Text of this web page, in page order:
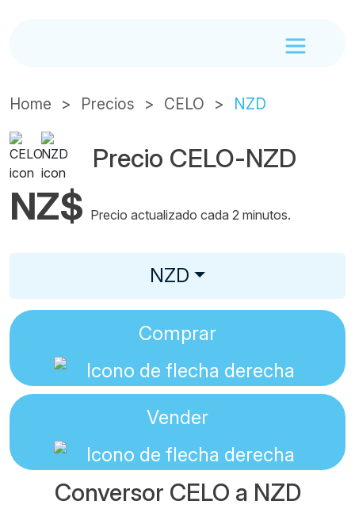
Home Precios CELO NZD
Precio CELO-NZD
NZ$ Precio actualizado cada 2 minutos.
NZD
Comprar
Vender
Conversor CELO a NZD